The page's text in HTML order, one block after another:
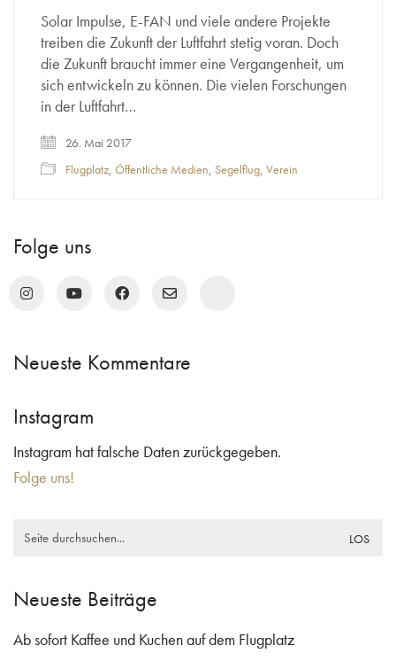
Solar Impulse, E-FAN und viele andere Projekte
treiben die Zukunft der Luftfahrt stetig voran. Doch
die Zukunft braucht immer eine Vergangenheit, um
sich entwickeln zu können. Die vielen Forschungen
in der Luftfahrt…
26. Mai 2017
Flugplatz, Öffentliche Medien, Segelflug, Verein
Folge uns
Neueste Kommentare
Instagram
Instagram hat falsche Daten zurückgegeben.
Folge uns!
Search
Neueste Beiträge
Ab sofort Kaffee und Kuchen auf dem Flugplatz